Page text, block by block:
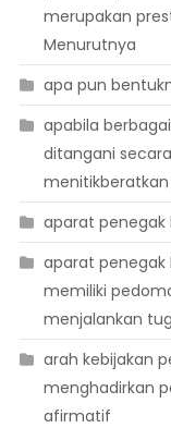
merupakan
Menurutnya
apa pun
apabila
ditangani
aparat penegak
aparat penegak
memiliki
menjalankan
arah kebijakan
menghadirkan
afirmatif